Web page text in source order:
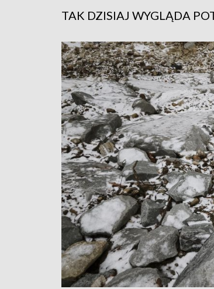
TAK DZISIAJ WYGLĄDA